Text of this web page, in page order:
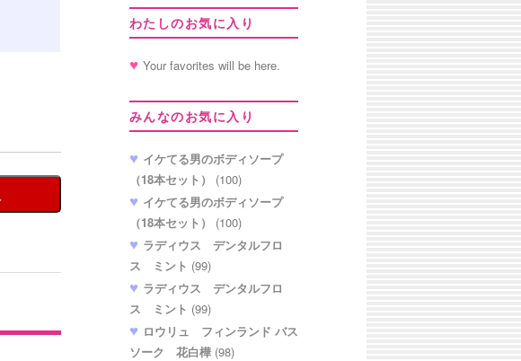
わたしのお気に入り
Your favorites will be here.
みんなのお気に入り
イケてる男のボディソープ
（18本セット）
(100)
イケてる男のボディソープ
（18本セット）
(100)
ラディウス デンタルフロ
ス ミント (99)
ラディウス デンタルフロ
ス ミント (99)
ロウリュ フィンランド バス
ソーク 花白樺 (98)